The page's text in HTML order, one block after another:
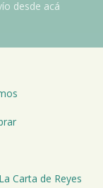
desde acá
Carta de Reyes